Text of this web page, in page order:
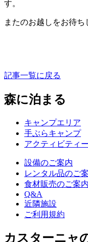
す。
またのお越しをお待ち
記事一覧に戻る
森に泊まる
キャンプエリア
手ぶらキャンプ
アクティビティー
設備のご案内
レンタル品のご
食材販売のご案内
Q&A
近隣施設
ご利用規約
カスターニャ